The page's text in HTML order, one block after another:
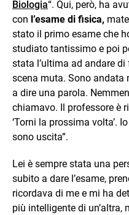
Biologia“. Qui, però, ha
con l’esame di fisica,
stato il primo esame che
studiato tantissimo e poi
stata l’ultima ad andare
scena muta. Sono andata
a dire una parola.
chiamavo. Il professore è
‘Torni la prossima volta’.
sono uscita”.
Lei è sempre stata una
subito a dare l’esame,
ricordava di me e mi ha
più intelligente di un’altra,